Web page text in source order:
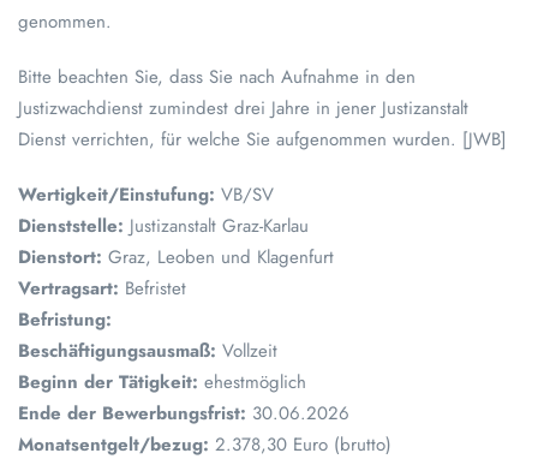
genommen.
Bitte beachten Sie, dass Sie nach Aufnahme in den
Justizwachdienst zumindest drei Jahre in jener Justizanstalt
Dienst verrichten, für welche Sie aufgenommen wurden. [JWB]
Wertigkeit/Einstufung: VB/SV
Dienststelle: Justizanstalt Graz-Karlau
Dienstort: Graz, Leoben und Klagenfurt
Vertragsart: Befristet
Befristung:
Beschäftigungsausmaß: Vollzeit
Beginn der Tätigkeit: ehestmöglich
Ende der Bewerbungsfrist: 30.06.2026
Monatsentgelt/bezug: 2.378,30 Euro (brutto)